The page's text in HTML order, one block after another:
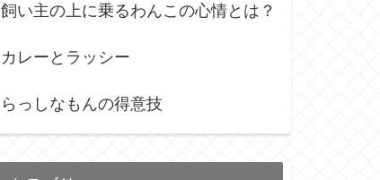
飼い主の上に乗るわんこの心情とは？
カレーとラッシー
らっしなもんの得意技